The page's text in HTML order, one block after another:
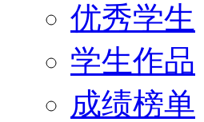
优秀学生
学生作品
成绩榜单